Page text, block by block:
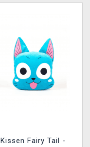
Kissen Fairy Tail -